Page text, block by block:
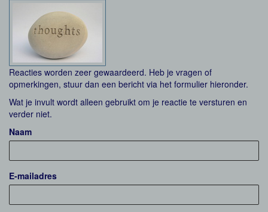
Reacties worden zeer gewaardeerd. Heb je vragen of
opmerkingen, stuur dan een bericht via het formulier hieronder.
Wat je invult wordt alleen gebruikt om je reactie te versturen en
verder niet.
Naam
E-mailadres